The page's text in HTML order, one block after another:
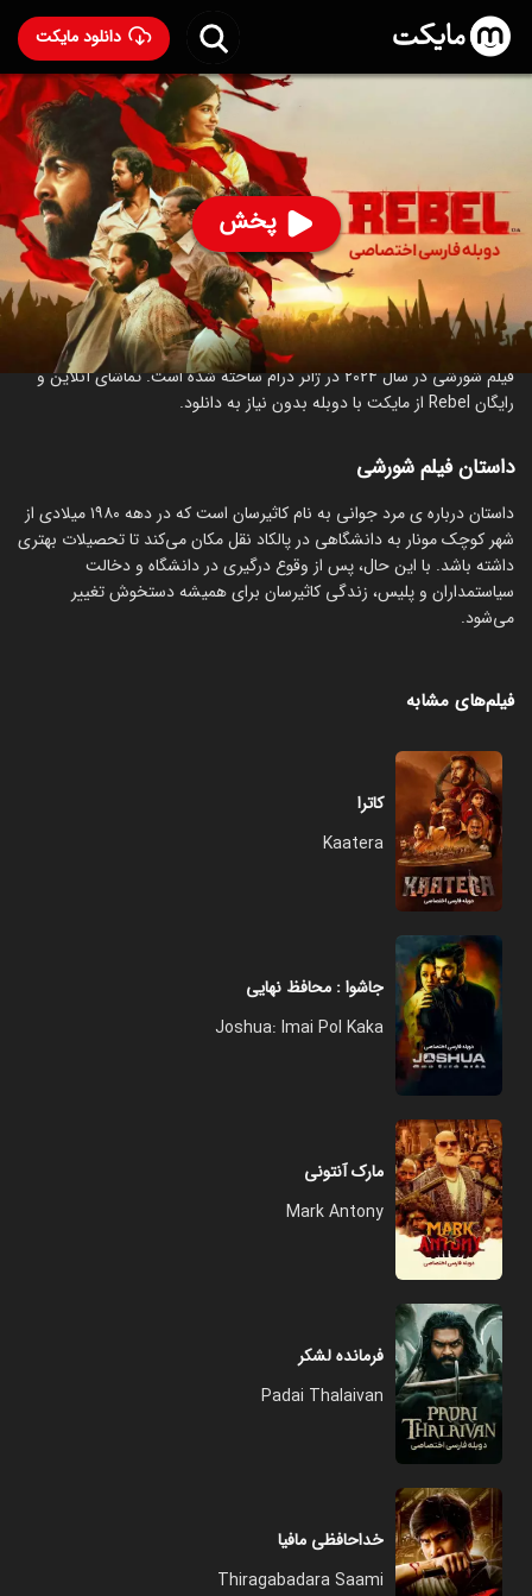
دانلود مایکت
پخش
فیلم هندی شورشی با دوبله فارسی
ساخت هند سال 2024
رده سنی ۱۸+
هندی
درباره فیلم شورشی
فیلم شورشی در سال 2024 در ژانر درام ساخته شده است. تماشای آنلاین و
رایگان Rebel از مایکت با دوبله بدون نیاز به دانلود.
داستان فیلم شورشی
‏داستان درباره ی مرد جوانی به نام کاثیرسان است که در دهه ۱۹۸۰ میلادی از
شهر کوچک مونار به دانشگاهی در پالکاد نقل مکان می‌کند تا تحصیلات بهتری
داشته باشد. با این حال، پس از وقوع درگیری در دانشگاه و دخالت
سیاستمداران و پلیس، زندگی کاثیرسان برای همیشه دستخوش تغییر
می‌شود.
فیلم‌های مشابه
کاترا
Kaatera
جاشوا : محافظ نهایی
Joshua: Imai Pol Kaka
مارک آنتونی
Mark Antony
فرمانده لشکر
Padai Thalaivan
خداحافظی مافیا
Thiragabadara Saami